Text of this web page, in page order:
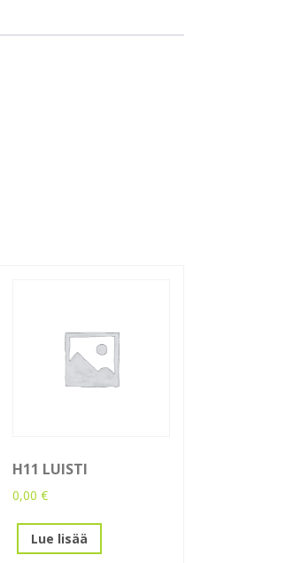
H11 LUISTI
0,00 €
Lue lisää